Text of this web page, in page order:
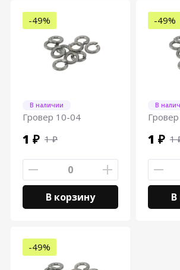
-49%
В наличии
Гровер 10-04
1 ₽ 1 ₽
В корзину
-49%
В
1 ₽ 1
В
-49%